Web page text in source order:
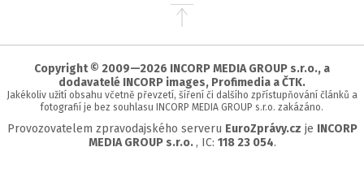
Přejít
stránky
Copyright © 2009—2026 INCORP MEDIA GROUP s.r.o., a
dodavatelé INCORP images, Profimedia a ČTK.
Jakékoliv užití obsahu včetně převzetí, šíření či dalšího zpřístupňování článků a
fotografií je bez souhlasu INCORP MEDIA GROUP s.r.o. zakázáno.
Provozovatelem zpravodajského serveru EuroZprávy.cz je INCORP
MEDIA GROUP s.r.o. , IC: 118 23 054.